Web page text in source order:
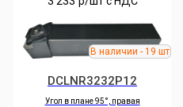
DCLNR3232P12
Угол в плане 95°, правая